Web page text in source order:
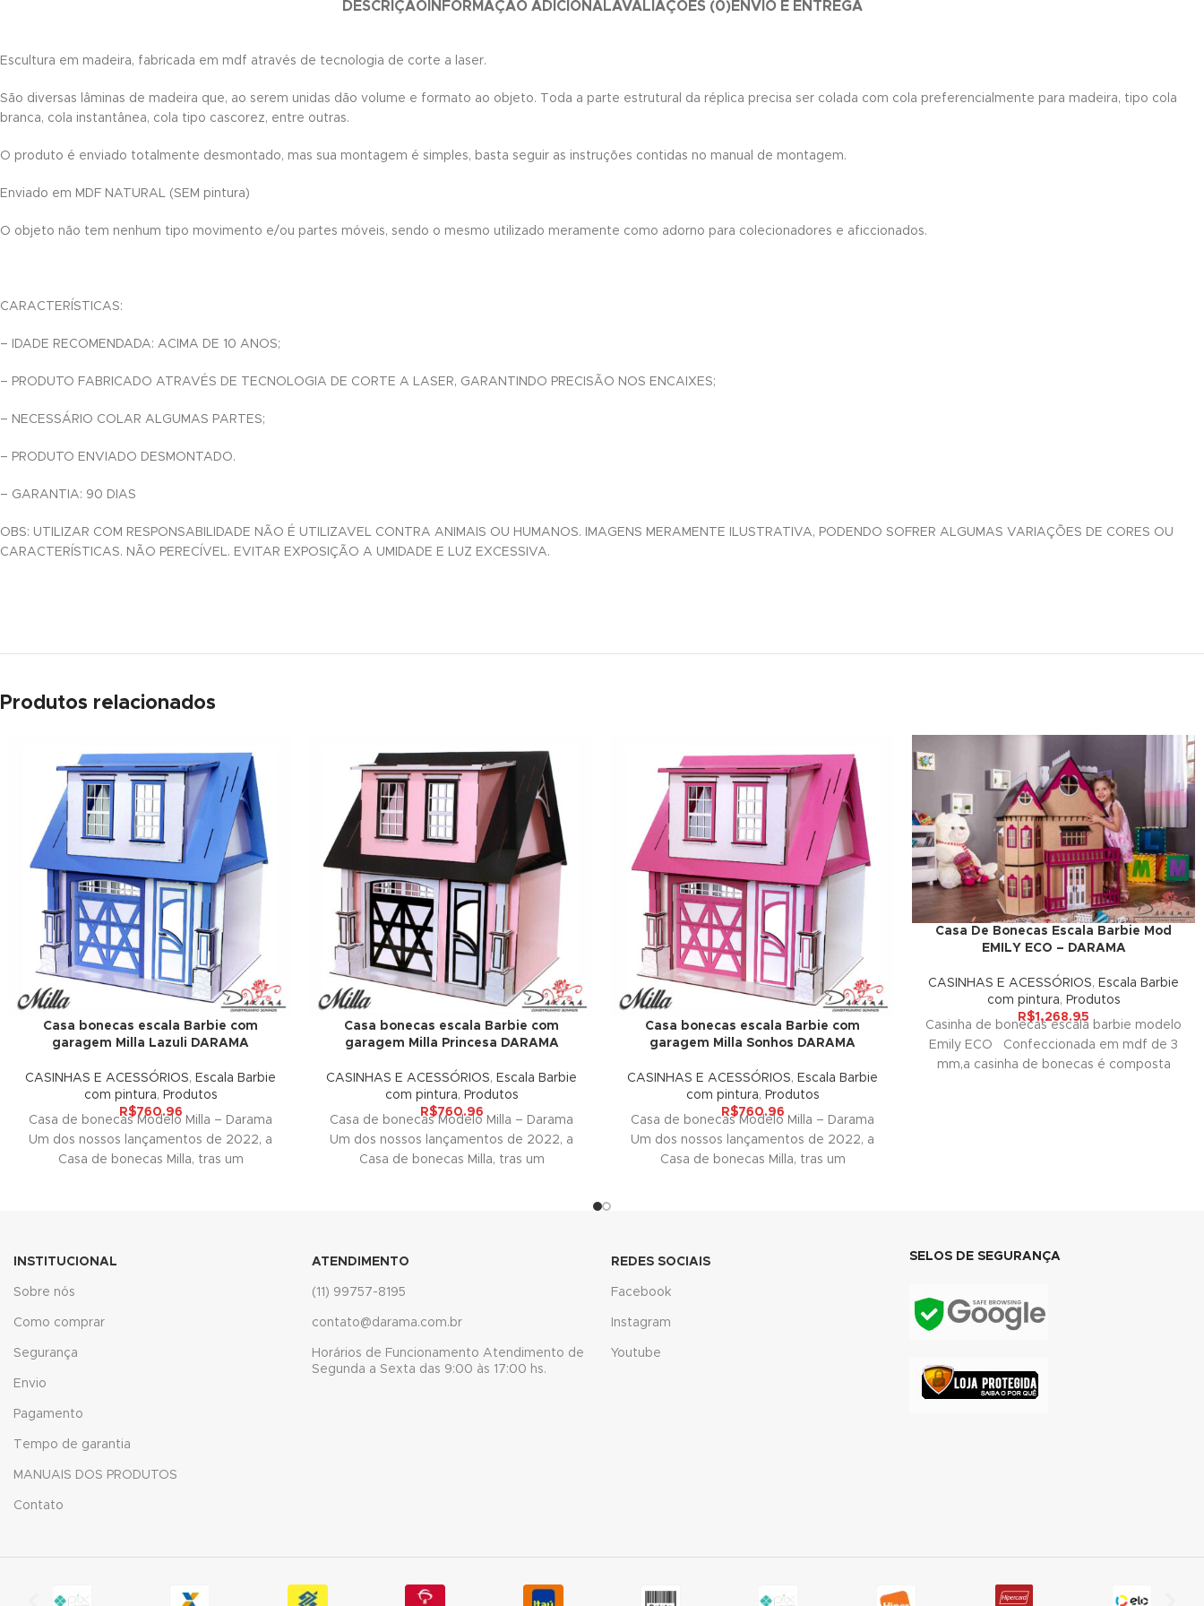
panel
panel
panel
panel
panel
panel
panel
panel
panel
panel
panel
panel
Panel
Panel
panel
panel
Panel
DESCRIÇÃOINFORMAÇÃO ADICIONALAVALIAÇÕES (0)ENVIO E ENTREGA
Escultura em madeira, fabricada em mdf através de tecnologia de corte a laser.
São diversas lâminas de madeira que, ao serem unidas dão volume e formato ao objeto. Toda a parte estrutural da réplica precisa ser colada com cola preferencialmente para madeira, tipo cola
branca, cola instantânea, cola tipo cascorez, entre outras.
O produto é enviado totalmente desmontado, mas sua montagem é simples, basta seguir as instruções contidas no manual de montagem.
Enviado em MDF NATURAL (SEM pintura)
O objeto não tem nenhum tipo movimento e/ou partes móveis, sendo o mesmo utilizado meramente como adorno para colecionadores e aficcionados.
CARACTERÍSTICAS:
– IDADE RECOMENDADA: ACIMA DE 10 ANOS;
– PRODUTO FABRICADO ATRAVÉS DE TECNOLOGIA DE CORTE A LASER, GARANTINDO PRECISÃO NOS ENCAIXES;
– NECESSÁRIO COLAR ALGUMAS PARTES;
– PRODUTO ENVIADO DESMONTADO.
– GARANTIA: 90 DIAS
OBS: UTILIZAR COM RESPONSABILIDADE NÃO É UTILIZAVEL CONTRA ANIMAIS OU HUMANOS. IMAGENS MERAMENTE ILUSTRATIVA, PODENDO SOFRER ALGUMAS VARIAÇÕES DE CORES OU
CARACTERÍSTICAS. NÃO PERECÍVEL. EVITAR EXPOSIÇÃO A UMIDADE E LUZ EXCESSIVA.
Produtos relacionados
Casa bonecas escala Barbie com
garagem Milla Lazuli DARAMA
CASINHAS E ACESSÓRIOS, Escala Barbie
com pintura, Produtos
R$760.96
Casa de bonecas Modelo Milla – Darama
Um dos nossos lançamentos de 2022, a
Casa de bonecas Milla, tras um
Casa bonecas escala Barbie com
garagem Milla Princesa DARAMA
CASINHAS E ACESSÓRIOS, Escala Barbie
com pintura, Produtos
R$760.96
Casa de bonecas Modelo Milla – Darama
Um dos nossos lançamentos de 2022, a
Casa de bonecas Milla, tras um
Casa bonecas escala Barbie com
garagem Milla Sonhos DARAMA
CASINHAS E ACESSÓRIOS, Escala Barbie
com pintura, Produtos
R$760.96
Casa de bonecas Modelo Milla – Darama
Um dos nossos lançamentos de 2022, a
Casa de bonecas Milla, tras um
Casa De Bonecas Escala Barbie Mod
EMILY ECO – DARAMA
CASINHAS E ACESSÓRIOS, Escala Barbie
com pintura, Produtos
R$1,268.95
Casinha de bonecas escala barbie modelo
Emily ECO Confeccionada em mdf de 3
mm,a casinha de bonecas é composta
INSTITUCIONAL
Sobre nós
Como comprar
Segurança
Envio
Pagamento
Tempo de garantia
MANUAIS DOS PRODUTOS
Contato
ATENDIMENTO
(11) 99757-8195
contato@darama.com.br
Horários de Funcionamento Atendimento de
Segunda a Sexta das 9:00 às 17:00 hs.
REDES SOCIAIS
Facebook
Instagram
Youtube
SELOS DE SEGURANÇA